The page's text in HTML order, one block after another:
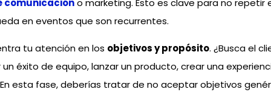
comunicacióno marketing. Esto es clave para no repetir
en eventos que son recurrentes.
tu atención en los objetivos y propósito. ¿Busca el
éxito de equipo, lanzar un producto, crear una
esta fase, deberías tratar de no aceptar objetivos